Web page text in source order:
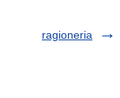
ragioneria